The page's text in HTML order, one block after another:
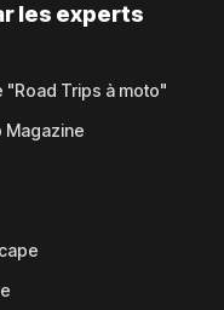
les experts
"Road Trips à moto"
Magazine